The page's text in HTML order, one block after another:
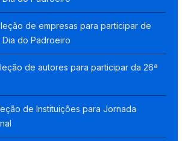
de empresas para participar de
do Padroeiro
de autores para participar da 26ª
de Instituições para Jornada